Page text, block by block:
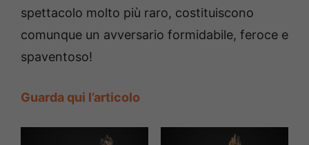
spettacolo molto più raro, costituiscono
comunque un avversario formidabile, feroce e
spaventoso!
Guarda qui l’articolo